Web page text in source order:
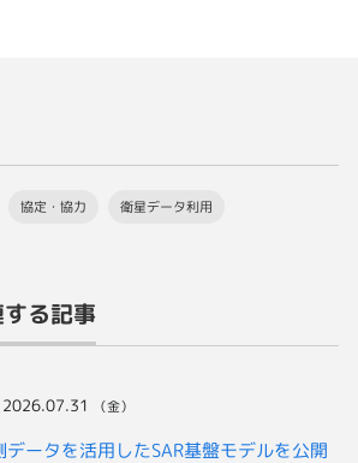
協定・協力 衛星データ利用
る記事
2026.07.31 （金）
データを活用したSAR基盤モデルを公開